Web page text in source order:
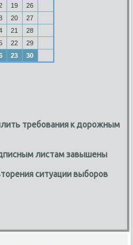
19
26
20
27
21
28
22
29
23 30
требования к дорожным
листам завышены
ситуации выборов